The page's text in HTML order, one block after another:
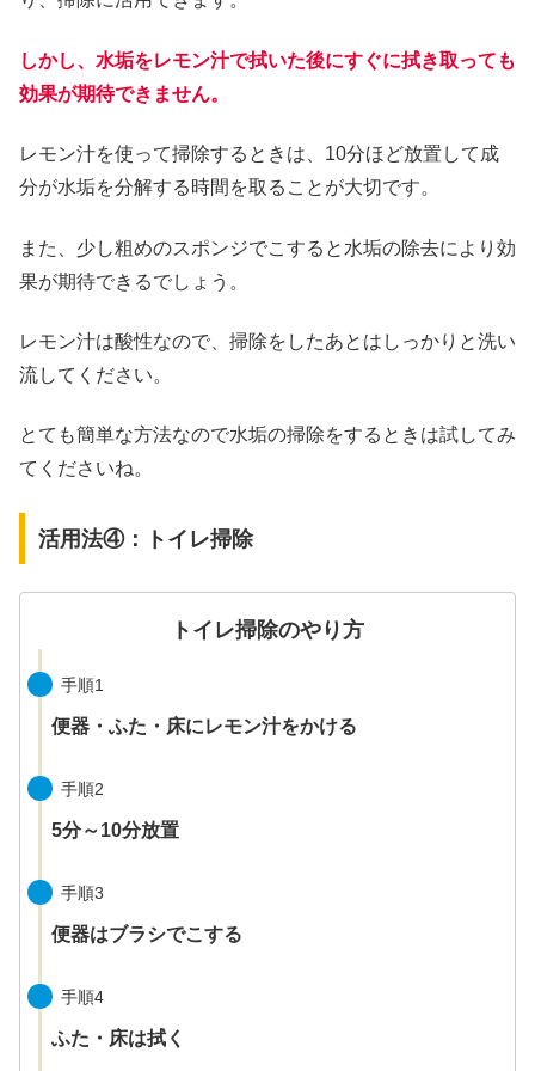
しかし、水垢をレモン汁で拭いた後にすぐに拭き取っても
効果が期待できません。
レモン汁を使って掃除するときは、10分ほど放置して成
分が水垢を分解する時間を取ることが大切です。
また、少し粗めのスポンジでこすると水垢の除去により効
果が期待できるでしょう。
レモン汁は酸性なので、掃除をしたあとはしっかりと洗い
流してください。
とても簡単な方法なので水垢の掃除をするときは試してみ
てくださいね。
活用法④：トイレ掃除
トイレ掃除のやり方
手順1
便器・ふた・床にレモン汁をかける
手順2
5分～10分放置
手順3
便器はブラシでこする
手順4
ふた・床は拭く